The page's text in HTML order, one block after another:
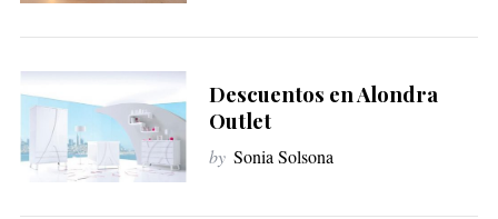
Descuentos en Alondra
Outlet
by Sonia Solsona